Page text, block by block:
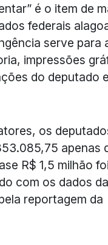
é o item de
federais
serve para
impressões
do deputado
os
apenas
R$ 1,5 milhão
com os dados da
reportagem da